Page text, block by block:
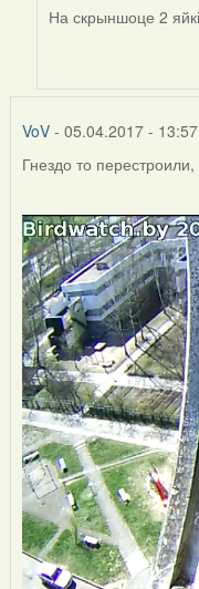
VoV
На скрыншоце 2
VoV - 05.04.2017 - 13:57
Гнездо то